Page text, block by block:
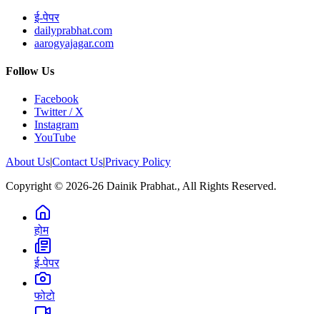
ई-पेपर
dailyprabhat.com
aarogyajagar.com
Follow Us
Facebook
Twitter / X
Instagram
YouTube
About Us|Contact Us|Privacy Policy
Copyright © 2026-26 Dainik Prabhat., All Rights Reserved.
होम
ई-पेपर
फोटो